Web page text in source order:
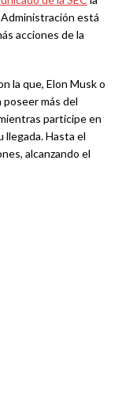
está
acciones de la
la que, Elon Musk o
más del
participe en
llegada. Hasta el
alcanzando el